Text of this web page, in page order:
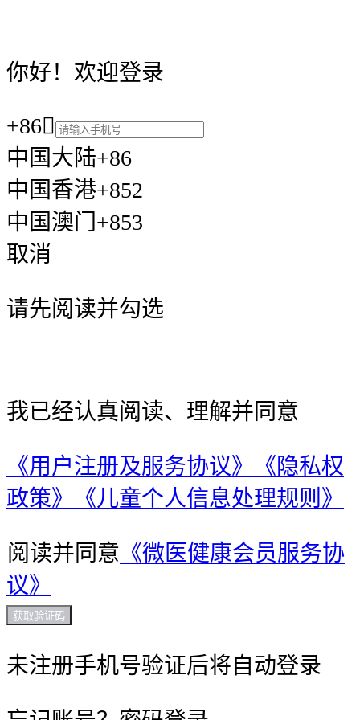
你好！欢迎登录
+86
中国大陆+86
中国香港+852
中国澳门+853
取消
请先阅读并勾选
我已经认真阅读、理解并同意
《用户注册及服务协议》
《隐私权
政策》
《儿童个人信息处理规则》
阅读并同意 《微医健康会员服务协
议》
获取验证码
未注册手机号验证后将自动登录